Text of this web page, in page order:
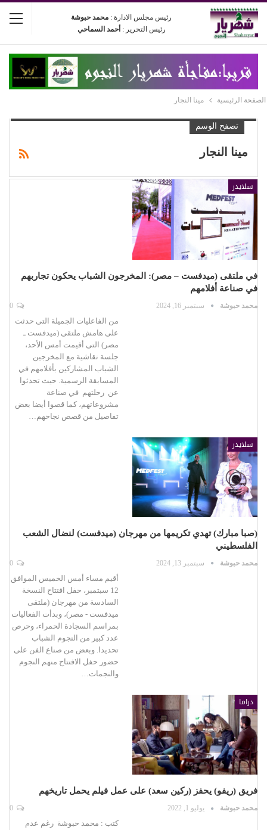
رئيس مجلس الادارة : محمد حبوشة
رئيس التحرير : أحمد السماحي
الصفحة الرئيسية مينا النجار
تصفح الوسم
مينا النجار
سلايدر
في ملتقى (ميدفست – مصر): المخرجون الشباب يحكون تجاربهم
في صناعة أفلامهم
محمد حبوشة سبتمبر 16, 2024
من الفاعليات الجميلة التى حدثت
على هامش ملتقى (ميدفست ـ
مصر) التى أقيمت أمس الأحد،
جلسة نقاشية مع المخرجين
الشباب المشاركين بأفلامهم في
المسابقة الرسمية. حيث تحدثوا
عن رحلتهم في صناعة
مشروعاتهم، كما قصوا أيضا بعض
تفاصيل من قصص نجاحهم…
سلايدر
(صبا مبارك) تهدي تكريمها من مهرجان (ميدفست) لنضال الشعب
الفلسطيني
محمد حبوشة سبتمبر 13, 2024
أقيم مساء أمس الخميس الموافق
12 سبتمبر، حفل افتتاح النسخة
السادسة من مهرجان (ملتقى
ميدفست - مصر)، وبدأت الفعاليات
بمراسم السجادة الحمراء، وحرص
عدد كبير من النجوم الشباب
تحديدا. وبعض من صناع الفن على
حضور حفل الافتتاح منهم النجوم
والنجمات…
دراما
فريق (ريفو) يحفز (ركين سعد) على عمل فيلم يحمل تاريخهم
محمد حبوشة يوليو 1, 2022
كتب : محمد حبوشة رغم عدم